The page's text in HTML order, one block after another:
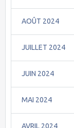
AOÛT 2024
JUILLET 2024
JUIN 2024
MAI 2024
AVRIL 2024